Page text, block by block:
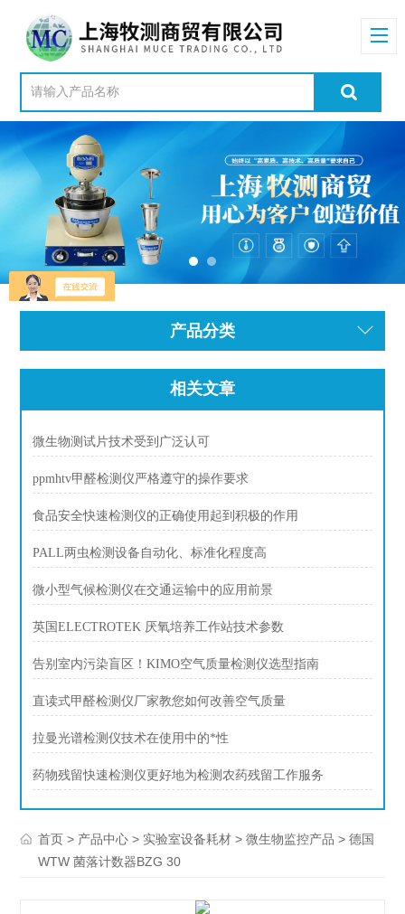
产品分类
相关文章
微生物测试片技术受到广泛认可
ppmhtv甲醛检测仪严格遵守的操作要求
食品安全快速检测仪的正确使用起到积极的作用
PALL两虫检测设备自动化、标准化程度高
微小型气候检测仪在交通运输中的应用前景
英国ELECTROTEK 厌氧培养工作站技术参数
告别室内污染盲区！KIMO空气质量检测仪选型指南
直读式甲醛检测仪厂家教您如何改善空气质量
拉曼光谱检测仪技术在使用中的*性
药物残留快速检测仪更好地为检测农药残留工作服务
首页 > 产品中心 > 实验室设备耗材 >微生物监控产品 > 德国
WTW 菌落计数器BZG 30